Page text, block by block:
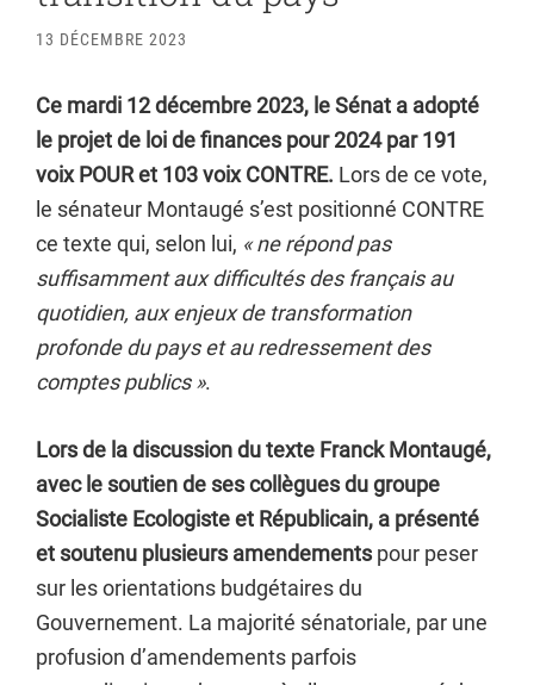
13 DÉCEMBRE 2023
Ce mardi 12 décembre 2023, le Sénat a adopté
le projet de loi de finances pour 2024 par 191
voix POUR et 103 voix CONTRE. Lors de ce vote,
le sénateur Montaugé s’est positionné CONTRE
ce texte qui, selon lui, « ne répond pas
suffisamment aux difficultés des français au
quotidien, aux enjeux de transformation
profonde du pays et au redressement des
comptes publics ».
Lors de la discussion du texte Franck Montaugé,
avec le soutien de ses collègues du groupe
Socialiste Ecologiste et Républicain, a présenté
et soutenu plusieurs amendements pour peser
sur les orientations budgétaires du
Gouvernement. La majorité sénatoriale, par une
profusion d’amendements parfois